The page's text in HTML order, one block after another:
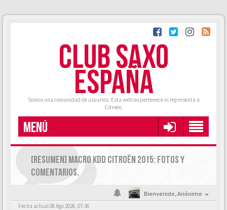
CLUB SAXO
ESPAÑA
Somos una comunidad de usuarios. Esta web no pertenece ni representa a
Citroën.
MENÚ
[RESUMEN] MACRO KDD CITROËN 2015: FOTOS Y
COMENTARIOS.
Bienvenido,Anónimo
Fecha actual 08 Ago 2026, 07:36